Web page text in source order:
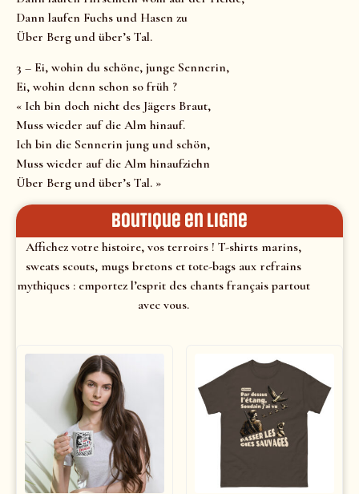
Dann laufen Fuchs und Hasen zu
Über Berg und über’s Tal.
3 – Ei, wohin du schöne, junge Sennerin,
Ei, wohin denn schon so früh ?
« Ich bin doch nicht des Jägers Braut,
Muss wieder auf die Alm hinauf.
Ich bin die Sennerin jung und schön,
Muss wieder auf die Alm hinaufziehn
Über Berg und über’s Tal. »
Boutique en ligne
Affichez votre histoire, vos terroirs ! T-shirts marins,
sweats scouts, mugs bretons et tote-bags aux refrains
mythiques : emportez l’esprit des chants français partout
avec vous.